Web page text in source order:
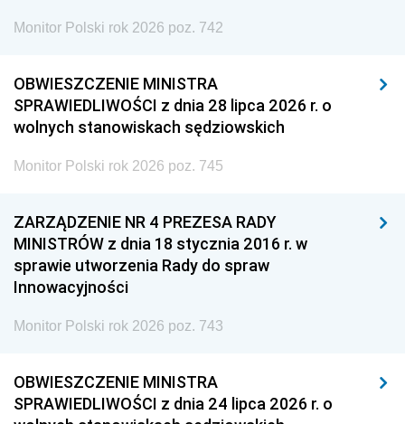
Monitor Polski rok 2026 poz. 742
OBWIESZCZENIE MINISTRA
SPRAWIEDLIWOŚCI z dnia 28 lipca 2026 r. o
wolnych stanowiskach sędziowskich
Monitor Polski rok 2026 poz. 745
ZARZĄDZENIE NR 4 PREZESA RADY
MINISTRÓW z dnia 18 stycznia 2016 r. w
sprawie utworzenia Rady do spraw
Innowacyjności
Monitor Polski rok 2026 poz. 743
OBWIESZCZENIE MINISTRA
SPRAWIEDLIWOŚCI z dnia 24 lipca 2026 r. o